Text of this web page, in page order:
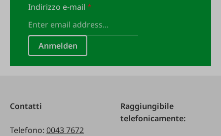
Indirizzo e-mail*
Anmelden
Contatti
Telefono: 0043 7672
Raggiungibile
telefonicamente: